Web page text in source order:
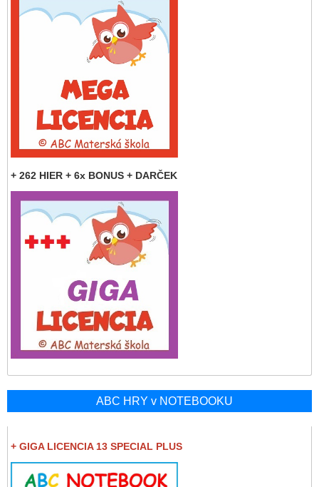
+ 262 HIER + 6x BONUS + DARČEK
ABC HRY v NOTEBOOKU
+ GIGA LICENCIA 13 SPECIAL PLUS